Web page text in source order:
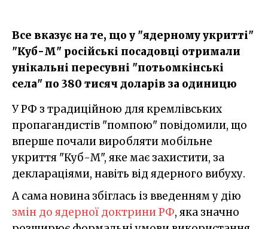
Все вказує на те, що у "ядерному укритті"
"Куб-М" російські посадовці отримали
унікальні пересувні "потьомкінські
села" по 380 тисяч доларів за одиницю
У РФ з традиційною для кремлівських
пропагандистів "помпою" повідомили, що
вперше почали виробляти мобільне
укриття "Куб-М", яке має захистити, за
деклараціями, навіть від ядерного вибуху.
А сама новина збіглась із введенням у дію
змін до ядерної доктрини РФ, яка значно